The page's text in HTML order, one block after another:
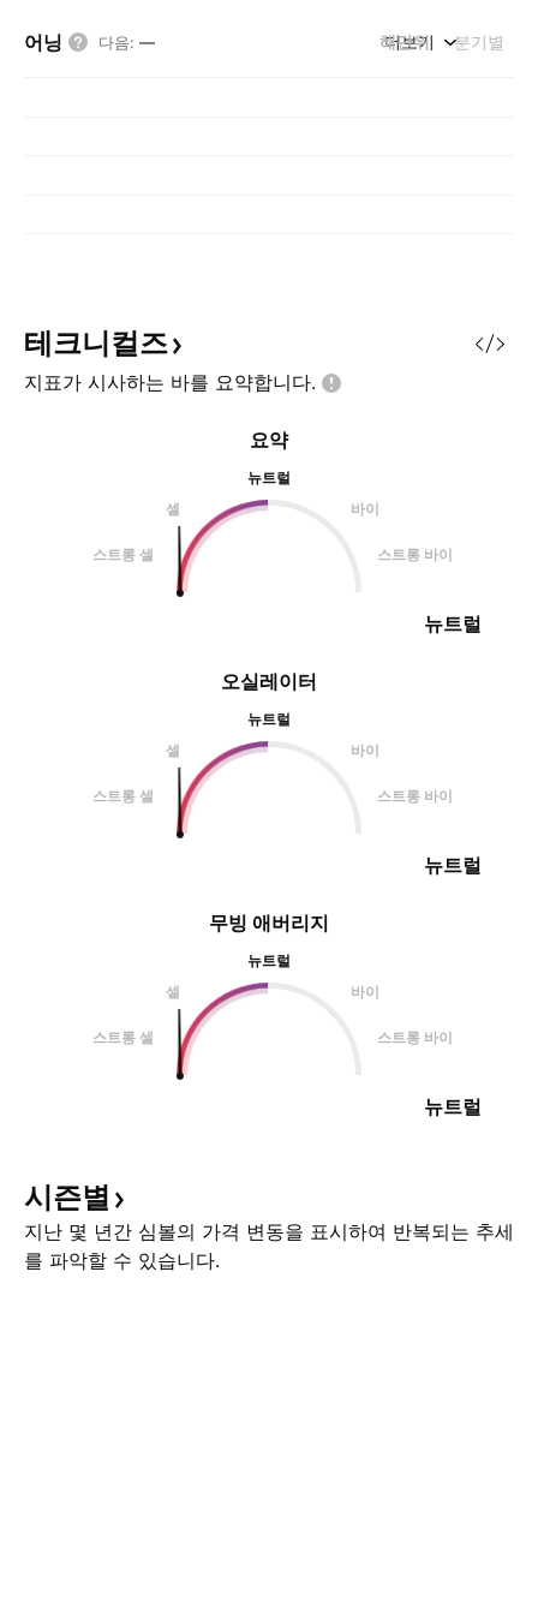
어닝 다음: — 해단위 분기별
더보기
테크니컬즈
지표가 시사하는 바를 요약합니다.
오실레이터
뉴트럴
셀
바이
스트롱 셀 스트롱 바이
뉴트럴
요약
뉴트럴
셀
바이
스트롱 셀 스트롱 바이
뉴트럴
무빙 애버리지
뉴트럴
셀
바이
스트롱 셀 스트롱 바이
뉴트럴
시즌별
지난 몇 년간 심볼의 가격 변동을 표시하여 반복되는 추세
를 파악할 수 있습니다.